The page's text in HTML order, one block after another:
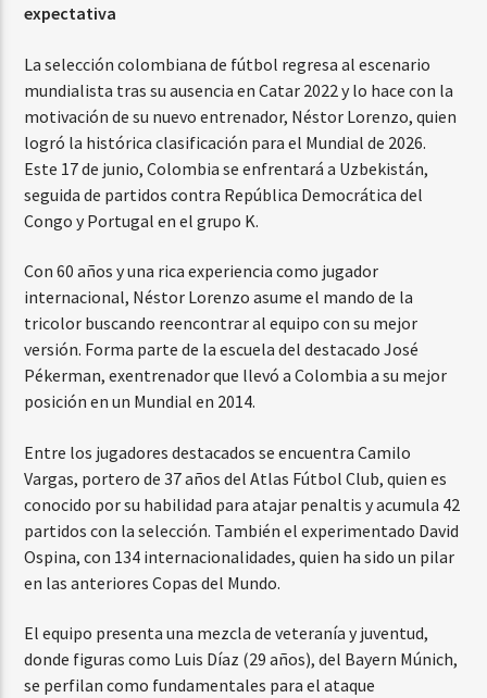
expectativa
La selección colombiana de fútbol regresa al escenario
mundialista tras su ausencia en Catar 2022 y lo hace con la
motivación de su nuevo entrenador, Néstor Lorenzo, quien
logró la histórica clasificación para el Mundial de 2026.
Este 17 de junio, Colombia se enfrentará a Uzbekistán,
seguida de partidos contra República Democrática del
Congo y Portugal en el grupo K.
Con 60 años y una rica experiencia como jugador
internacional, Néstor Lorenzo asume el mando de la
tricolor buscando reencontrar al equipo con su mejor
versión. Forma parte de la escuela del destacado José
Pékerman, exentrenador que llevó a Colombia a su mejor
posición en un Mundial en 2014.
Entre los jugadores destacados se encuentra Camilo
Vargas, portero de 37 años del Atlas Fútbol Club, quien es
conocido por su habilidad para atajar penaltis y acumula 42
partidos con la selección. También el experimentado David
Ospina, con 134 internacionalidades, quien ha sido un pilar
en las anteriores Copas del Mundo.
El equipo presenta una mezcla de veteranía y juventud,
donde figuras como Luis Díaz (29 años), del Bayern Múnich,
se perfilan como fundamentales para el ataque